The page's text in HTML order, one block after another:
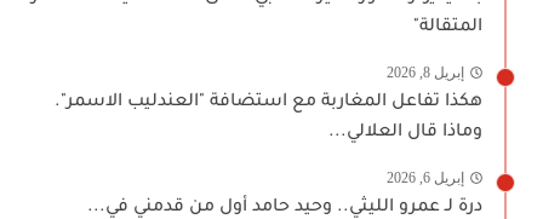
المتقالة"
إبريل 8, 2026
هكذا تفاعل المغاربة مع استضافة "العندليب الاسمر".
وماذا قال العلالي...
إبريل 6, 2026
درة لـ عمرو الليثي.. وحيد حامد أول من قدمني في...